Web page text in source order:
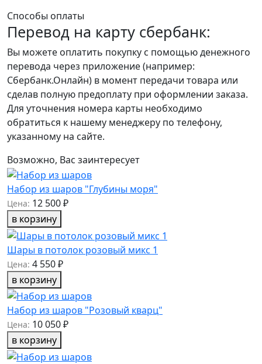
Способы оплаты
Перевод на карту сбербанк:
Вы можете оплатить покупку с помощью денежного
перевода через приложение (например:
Сбербанк.Онлайн) в момент передачи товара или
сделав полную предоплату при оформлении заказа.
Для уточнения номера карты необходимо
обратиться к нашему менеджеру по телефону,
указанному на сайте.
Возможно, Вас заинтересует
Набор из шаров "Глубины моря"
Цена: 12 500 ₽
в корзину
Шары в потолок розовый микс 1
Цена: 4 550 ₽
в корзину
Набор из шаров "Розовый кварц"
Цена: 10 050 ₽
в корзину